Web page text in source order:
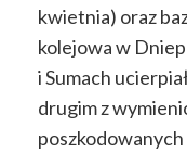
kwietnia) oraz
kolejowa w
i Sumach
drugim z